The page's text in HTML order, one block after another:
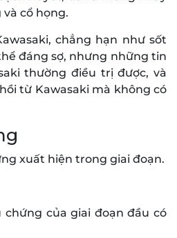
cổ họng.
chẳng hạn như sốt
đáng sợ, nhưng những tin
thường điều trị được, và
từ Kawasaki mà không có
xuất hiện trong giai đoạn.
chứng của giai đoạn đầu có